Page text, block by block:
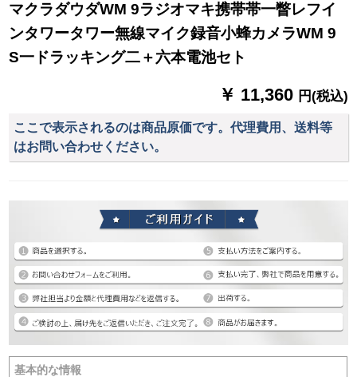
マクラダウダWM 9ラジオマキ携帯帯一瞥レフイ
ンタワータワー無線マイク録音小蜂カメラWM 9
S一ドラッキング二＋六本電池セト
￥ 11,360 円(税込)
ここで表示されるのは商品原価です。代理費用、送料等
はお問い合わせください。
基本的な情報